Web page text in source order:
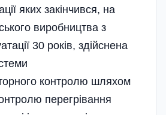
яких закінчився, на
виробництва з
30 років, здійснена
контролю шляхом
перегрівання